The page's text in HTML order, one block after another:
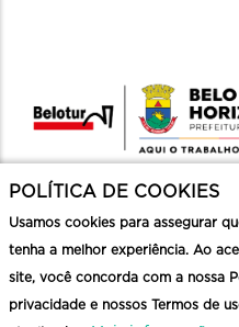
Sobre a
Contato
POLÍTICA DE COOKIES
Usamos cookies para assegurar
tenha a melhor experiência. Ao
site, você concorda com a nossa
privacidade e nossos Termos de